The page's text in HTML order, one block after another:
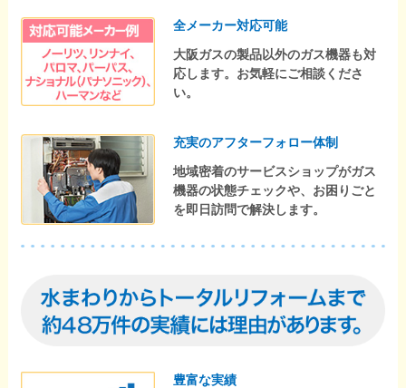
全メーカー対応可能
大阪ガスの製品以外のガス機器も対
応します。お気軽にご相談くださ
い。
充実のアフターフォロー体制
地域密着のサービスショップがガス
機器の状態チェックや、お困りごと
を即日訪問で解決します。
豊富な実績